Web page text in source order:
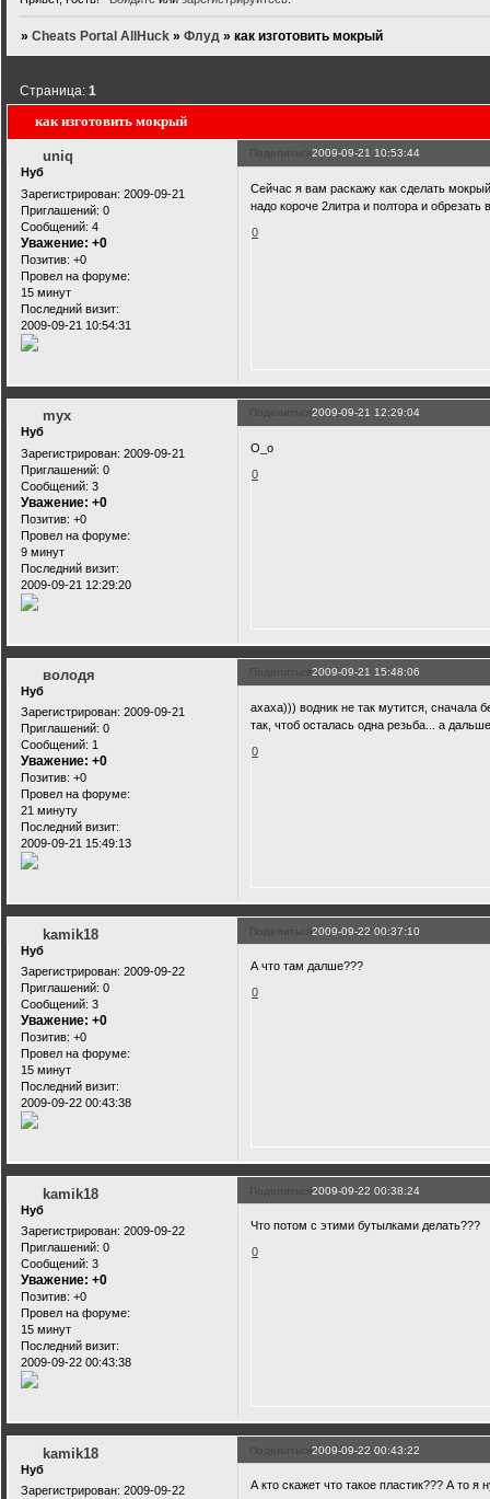
»Cheats Portal AllHuck »Флуд »как изготовить мокрый
как изготовить мокрый
Страница:1
Поделиться2009-09-21 10:53:44
uniq
Нуб
Зарегистрирован: 2009-09-21
Приглашений: 0
Сообщений: 4
Уважение: +0
Позитив: +0
Провел на форуме:
15 минут
Последний визит:
2009-09-21 10:54:31
Сейчас я вам раскажу как сделать
надо короче 2литра и полтора и
0
Поделиться2009-09-21 12:29:04
myx
Нуб
Зарегистрирован: 2009-09-21
Приглашений: 0
Сообщений: 3
Уважение: +0
Позитив: +0
Провел на форуме:
9 минут
Последний визит:
2009-09-21 12:29:20
О_о
0
Поделиться2009-09-21 15:48:06
володя
Нуб
Зарегистрирован: 2009-09-21
Приглашений: 0
Сообщений: 1
Уважение: +0
Позитив: +0
Провел на форуме:
21 минуту
Последний визит:
2009-09-21 15:49:13
ахаха))) водник не так мутится, сначала
так, чтоб осталась одна резьба... а
0
Поделиться2009-09-22 00:37:10
kamik18
Нуб
Зарегистрирован: 2009-09-22
Приглашений: 0
Сообщений: 3
Уважение: +0
Позитив: +0
Провел на форуме:
15 минут
Последний визит:
2009-09-22 00:43:38
А что там далше???
0
Поделиться2009-09-22 00:38:24
kamik18
Нуб
Зарегистрирован: 2009-09-22
Приглашений: 0
Сообщений: 3
Уважение: +0
Позитив: +0
Провел на форуме:
15 минут
Последний визит:
2009-09-22 00:43:38
Что потом с этими бутылками делать???
0
Поделиться2009-09-22 00:43:22
kamik18
Нуб
Зарегистрирован: 2009-09-22
А кто скажет что такое пластик??? А то я